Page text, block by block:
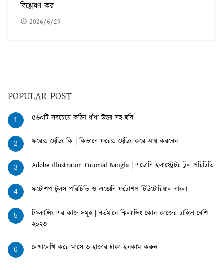
বিশ্লেষণ কর
2026/6/29
POPULAR POST
1 ৫৬০টি সবচেয়ে কঠিন ধাঁধা উত্তর সহ ছবি
2 ফরেক্স ট্রেডিং কি | কিভাবে ফরেক্স ট্রেডিং করে আয় করবেন
3 Adobe illustrator Tutorial Bangla | এডোবি ইলাস্ট্রেটর টুল পরিচিতি
4 ফটোশপ টুলস পরিচিতি ও এডোবি ফটোশপ টিউটোরিয়াল বাংলা
5
ফ্রিল্যান্সিং এর কাজ সমূহ | বর্তমানে ফ্রিল্যান্সিং কোন কাজের চাহিদা বেশি
২০২৩
6 লেখালেখি করে মাসে ৬ হাজার টাকা ইনকাম করুন